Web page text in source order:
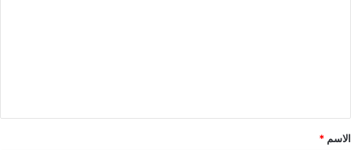
*
الاسم *